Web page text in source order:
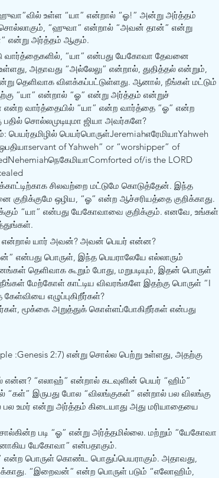
உள்ள “யா” என்றால் “ஓ!” அன்று அர்த்தம்
“ஹுவா” என்றால் “அவன் தான்” என்று
என்று அர்த்தம் ஆகும்.
வார்த்தைகளில், “யா” என்பது யேகோவா தேவனை
அதாவது “அல்லேலு” என்றால், துதித்தல் என்றும்,
தெளிவாக விளக்கப்பட்டுள்ளது. ஆனால், நீங்கள் மட்டும்
“யா” என்றால் “ஓ” என்று அர்த்தம் என்றுச்
வார்த்தையில் “யா” என்ற வார்த்தை “ஓ” என்ற
சொல்லமுடியுமா ஜியா அவர்களே?
பெயர்பொருள்JeremiahஎரேமியாYahweh
of Yahweh” or “worshipper” of
of/is the LORD
சிலவற்றை மட்டுமே கொடுத்தேன். இந்த
ஒழிய, “ஓ” என்ற ஆச்சரியத்தை குறிக்காது.
“யா” என்பது யேகோவாவை குறிக்கும். எனவே, உங்கள்
என்றால் யார் அவன்? அவன் பெயர் என்ன?
என்பது பொருள், இந்த பெயராலேயே எல்லாரும்
தெளிவாக கூறும் போது, மறுபடியும், இதன் பொருள்
நீங்கள் மேற்கோள் காட்டிய விவரங்களே இதற்கு பொருள் “I
எழுப்புகிறீர்கள்?
மூக்கை அறுத்துக் கொள்ளப்போகிறீர்கள் என்பது
:Genesis 2:7) என்று சொல்ல பெற்று உள்ளது, அதற்கு
“எலாஹ்” என்றால் கடவுளின் பெயர் “ஹிம்”
“கள்” இருபது போல “விலங்குகள்” என்றால் பல விலங்கு
என்று அர்த்தம் கிடையாது அது மரியாதையை
படி “ஓ” என்று அர்த்தமில்லை. மற்றும் “யேகோவா
எலோஹிம்” என்ற வார்த்தைகளின் அர்த்தம் “தேவ‌னாகிய யேகோவா” என்பதாகும்.
பொருள் கொண்ட பொதுப்பெயராகும். அதாவது,
“இறைவன்” என்ற பொருள் படும் “எலோஹிம்,